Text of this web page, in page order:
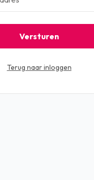
Terug naar inloggen